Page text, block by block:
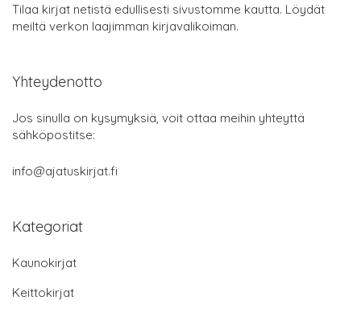
Tilaa kirjat netistä edullisesti sivustomme kautta. Löydät
meiltä verkon laajimman kirjavalikoiman.
Yhteydenotto
Jos sinulla on kysymyksiä, voit ottaa meihin yhteyttä
sähköpostitse:
info@ajatuskirjat.fi
Kategoriat
Kaunokirjat
Keittokirjat